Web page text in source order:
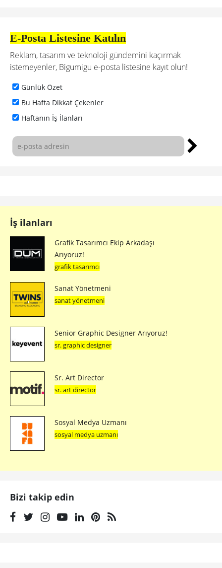
E-Posta Listesine Katılın
Reklam, tasarım ve teknoloji gündemini kaçırmak
istemeyenler, Bigumigu e-posta listesine kayıt olun!
Günlük Özet
Bu Hafta Dikkat Çekenler
Haftanın İş İlanları
İş ilanları
Grafik Tasarımcı Ekip Arkadaşı
Arıyoruz!
grafik tasarımcı
Sanat Yönetmeni
sanat yönetmeni
Senior Graphic Designer Arıyoruz!
sr. graphic designer
Sr. Art Director
sr. art director
Sosyal Medya Uzmanı
sosyal medya uzmanı
Bizi takip edin